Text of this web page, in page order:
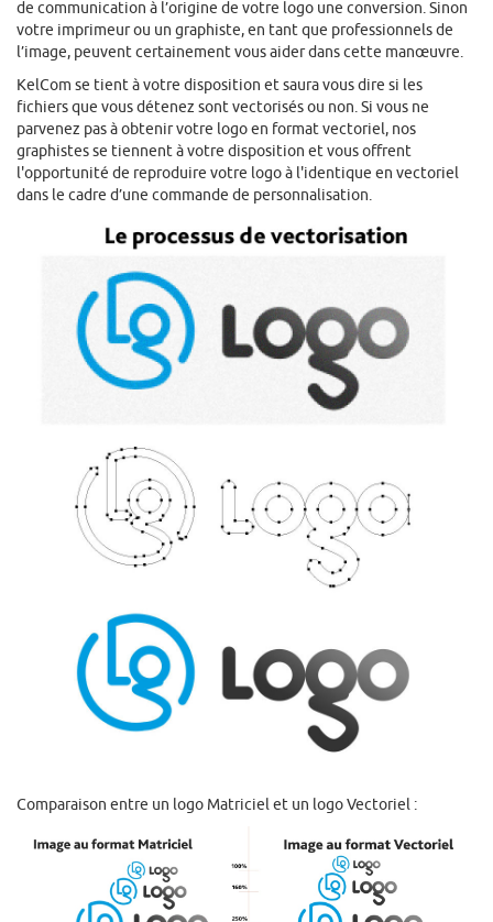
de communication à l’origine de votre logo une conversion. Sinon
votre imprimeur ou un graphiste, en tant que professionnels de
l’image, peuvent certainement vous aider dans cette manœuvre.
KelCom se tient à votre disposition et saura vous dire si les
fichiers que vous détenez sont vectorisés ou non. Si vous ne
parvenez pas à obtenir votre logo en format vectoriel, nos
graphistes se tiennent à votre disposition et vous offrent
l'opportunité de reproduire votre logo à l'identique en vectoriel
dans le cadre d’une commande de personnalisation.
Comparaison entre un logo Matriciel et un logo Vectoriel :